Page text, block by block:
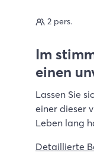
2 pers.
Im
einen
Lassen Sie
einer dieser
Leben lang
Detaillierte